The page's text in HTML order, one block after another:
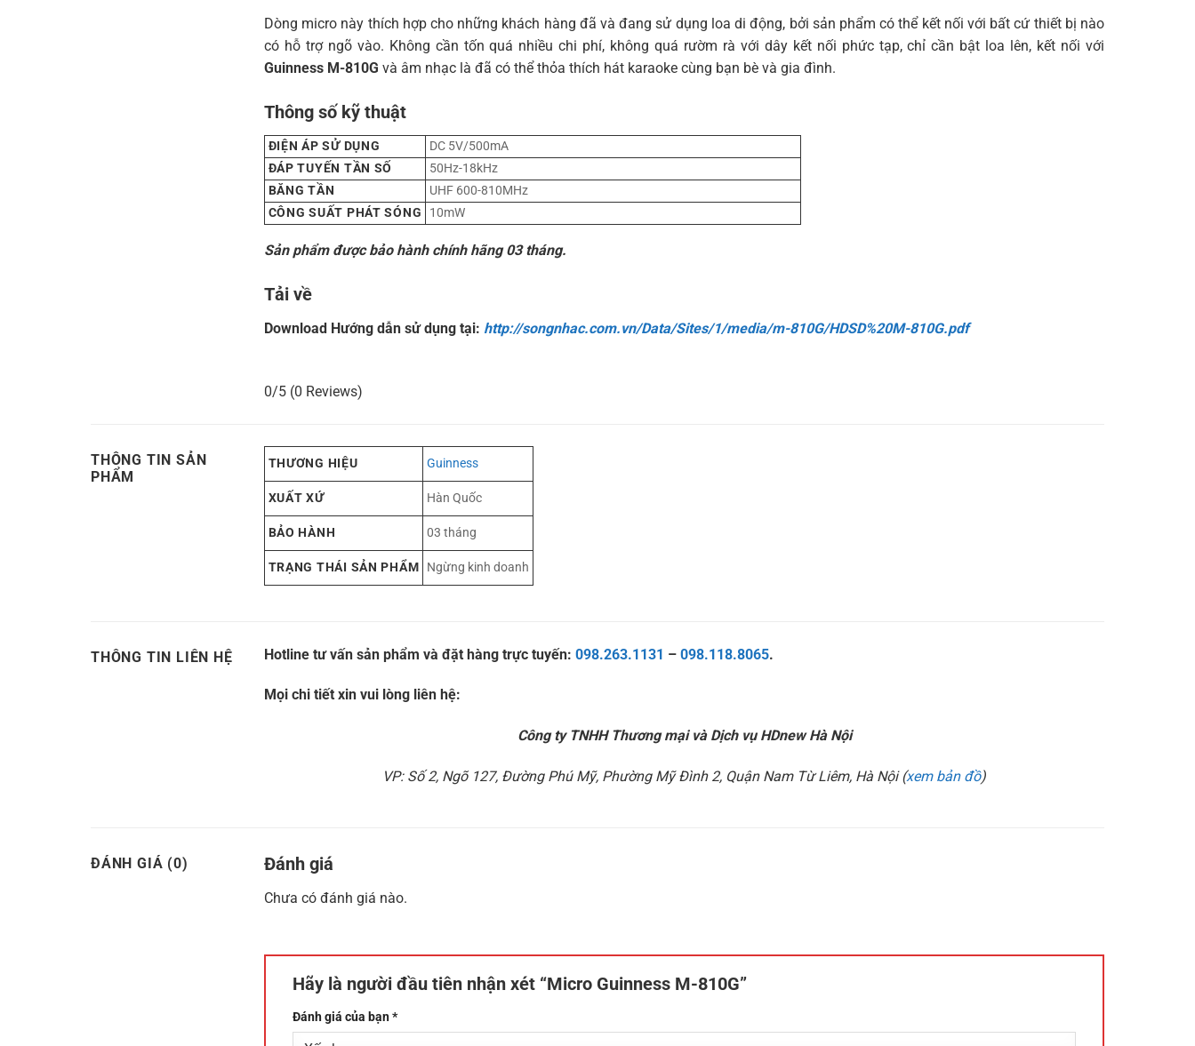
Dòng micro này thích hợp cho những khách hàng đã và đang sử dụng loa di động, bởi sản phẩm có thể kết nối với bất cứ thiết bị nào
có hỗ trợ ngõ vào. Không cần tốn quá nhiều chi phí, không quá rườm rà với dây kết nối phức tạp, chỉ cần bật loa lên, kết nối với
Guinness M-810G và âm nhạc là đã có thể thỏa thích hát karaoke cùng bạn bè và gia đình.
Thông số kỹ thuật
ĐIỆN ÁP SỬ DỤNG
DC 5V/500mA
ĐÁP TUYẾN TẦN SỐ
50Hz-18kHz
BĂNG TẦN
UHF 600-810MHz
CÔNG SUẤT PHÁT SÓNG
10mW
Sản phẩm được bảo hành chính hãng 03 tháng.
Tải về
Download Hướng dẫn sử dụng tại: http://songnhac.com.vn/Data/Sites/1/media/m-810G/HDSD%20M-810G.pdf
0/5 (0 Reviews)
THÔNG TIN SẢN
PHẨM
THƯƠNG HIỆU Guinness
XUẤT XỨ Hàn Quốc
BẢO HÀNH 03 tháng
TRẠNG THÁI SẢN PHẨM Ngừng kinh doanh
THÔNG TIN LIÊN HỆ Hotline tư vấn sản phẩm và đặt hàng trực tuyến: 098.263.1131 – 098.118.8065.
Mọi chi tiết xin vui lòng liên hệ:
Công ty TNHH Thương mại và Dịch vụ HDnew Hà Nội
VP: Số 2, Ngõ 127, Đường Phú Mỹ, Phường Mỹ Đình 2, Quận Nam Từ Liêm, Hà Nội (xem bản đồ)
ĐÁNH GIÁ (0) Đánh giá
Chưa có đánh giá nào.
Hãy là người đầu tiên nhận xét “Micro Guinness M-810G”
Đánh giá của bạn*